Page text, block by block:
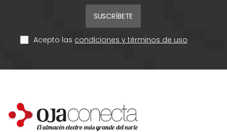
SUSCRÍBETE
Acepto las condiciones y términos de uso